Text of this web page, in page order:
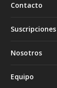
Contacto
Suscripciones
Nosotros
Equipo